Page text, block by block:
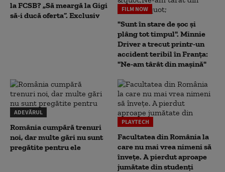
la FCSB? „Să meargă la Gigi
să-i ducă oferta”. Exclusiv
FILM NOW
"Sunt în stare de șoc și
plâng tot timpul". Minnie
Driver a trecut printr-un
accident teribil în Franța:
"Ne-am târât din mașină"
ADEVĂRUL
România cumpără trenuri
noi, dar multe gări nu sunt
pregătite pentru ele
PLAYTECH
Facultatea din România la
care nu mai vrea nimeni să
înveţe. A pierdut aproape
jumătate din studenţi